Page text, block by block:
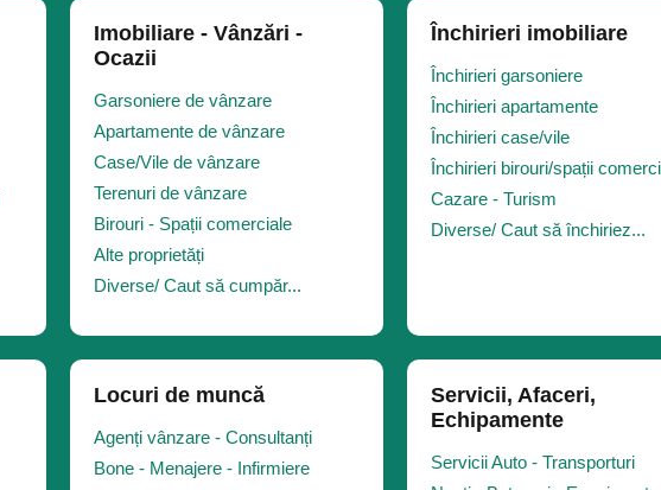
Imobiliare - Vânzări -
Ocazii
Garsoniere de vânzare
Apartamente de vânzare
Case/Vile de vânzare
Terenuri de vânzare
Birouri - Spații comerciale
Alte proprietăți
Diverse/ Caut să cumpăr...
Închirieri imobiliare
Închirieri garsoniere
Închirieri apartamente
Închirieri case/vile
Închirieri birouri/spații
Cazare - Turism
Diverse/ Caut să închiriez...
Locuri de muncă
Agenți vânzare - Consultanți
Bone - Menajere - Infirmiere
Servicii, Afaceri,
Echipamente
Servicii Auto - Transporturi